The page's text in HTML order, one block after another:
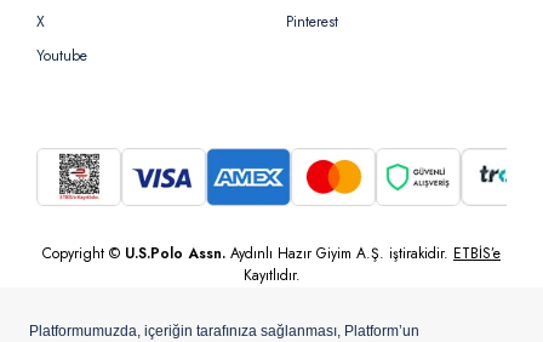
X
Pinterest
Youtube
Copyright © U.S.Polo Assn. Aydınlı Hazır Giyim A.Ş. iştirakidir. ETBİS’e
Kayıtlıdır.